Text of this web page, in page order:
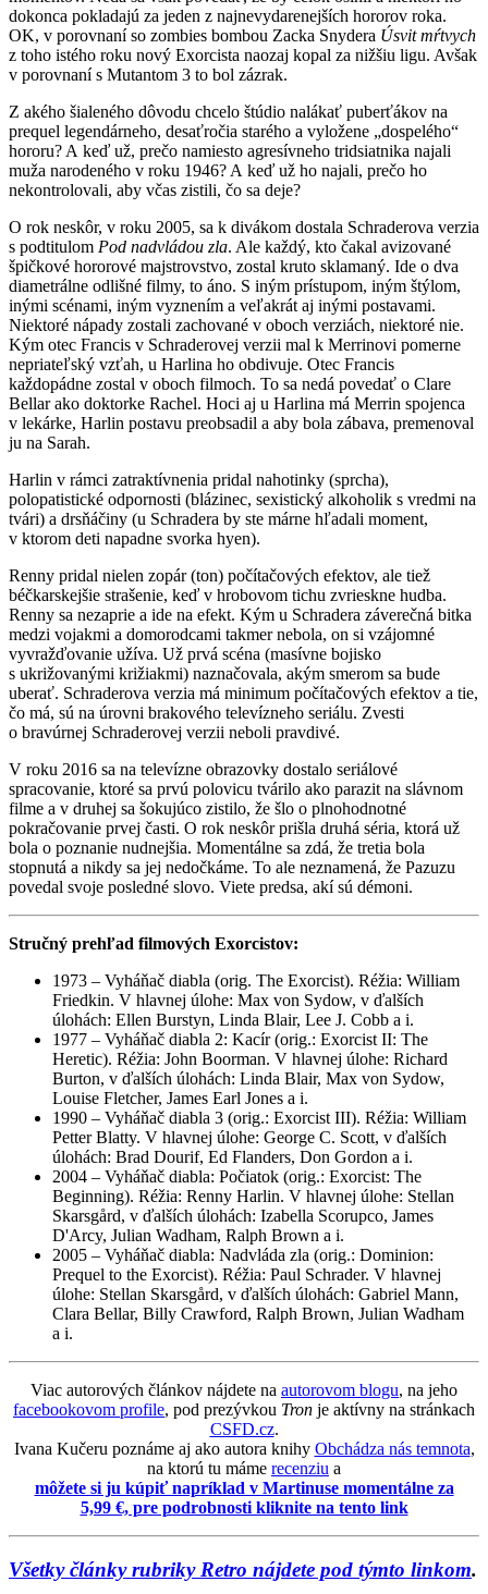
dokonca pokladajú za jeden z najnevydarenejších hororov roka.
OK, v porovnaní so zombies bombou Zacka Snydera Úsvit mŕtvych
z toho istého roku nový Exorcista naozaj kopal za nižšiu ligu. Avšak
v porovnaní s Mutantom 3 to bol zázrak.
Z akého šialeného dôvodu chcelo štúdio nalákať puberťákov na
prequel legendárneho, desaťročia starého a vyložene „dospelého“
hororu? A keď už, prečo namiesto agresívneho tridsiatnika najali
muža narodeného v roku 1946? A keď už ho najali, prečo ho
nekontrolovali, aby včas zistili, čo sa deje?
O rok neskôr, v roku 2005, sa k divákom dostala Schraderova verzia
s podtitulom Pod nadvládou zla. Ale každý, kto čakal avizované
špičkové hororové majstrovstvo, zostal kruto sklamaný. Ide o dva
diametrálne odlišné filmy, to áno. S iným prístupom, iným štýlom,
inými scénami, iným vyznením a veľakrát aj inými postavami.
Niektoré nápady zostali zachované v oboch verziách, niektoré nie.
Kým otec Francis v Schraderovej verzii mal k Merrinovi pomerne
nepriateľský vzťah, u Harlina ho obdivuje. Otec Francis
každopádne zostal v oboch filmoch. To sa nedá povedať o Clare
Bellar ako doktorke Rachel. Hoci aj u Harlina má Merrin spojenca
v lekárke, Harlin postavu preobsadil a aby bola zábava, premenoval
ju na Sarah.
Harlin v rámci zatraktívnenia pridal nahotinky (sprcha),
polopatistické odpornosti (blázinec, sexistický alkoholik s vredmi na
tvári) a drsňáčiny (u Schradera by ste márne hľadali moment,
v ktorom deti napadne svorka hyen).
Renny pridal nielen zopár (ton) počítačových efektov, ale tiež
béčkarskejšie strašenie, keď v hrobovom tichu zvrieskne hudba.
Renny sa nezaprie a ide na efekt. Kým u Schradera záverečná bitka
medzi vojakmi a domorodcami takmer nebola, on si vzájomné
vyvražďovanie užíva. Už prvá scéna (masívne bojisko
s ukrižovanými križiakmi) naznačovala, akým smerom sa bude
uberať. Schraderova verzia má minimum počítačových efektov a tie,
čo má, sú na úrovni brakového televízneho seriálu. Zvesti
o bravúrnej Schraderovej verzii neboli pravdivé.
V roku 2016 sa na televízne obrazovky dostalo seriálové
spracovanie, ktoré sa prvú polovicu tvárilo ako parazit na slávnom
filme a v druhej sa šokujúco zistilo, že šlo o plnohodnotné
pokračovanie prvej časti. O rok neskôr prišla druhá séria, ktorá už
bola o poznanie nudnejšia. Momentálne sa zdá, že tretia bola
stopnutá a nikdy sa jej nedočkáme. To ale neznamená, že Pazuzu
povedal svoje posledné slovo. Viete predsa, akí sú démoni.
Stručný prehľad filmových Exorcistov:
1973 – Vyháňač diabla (orig. The Exorcist). Réžia: William
Friedkin. V hlavnej úlohe: Max von Sydow, v ďalších
úlohách: Ellen Burstyn, Linda Blair, Lee J. Cobb a i.
1977 – Vyháňač diabla 2: Kacír (orig.: Exorcist II: The
Heretic). Réžia: John Boorman. V hlavnej úlohe: Richard
Burton, v ďalších úlohách: Linda Blair, Max von Sydow,
Louise Fletcher, James Earl Jones a i.
1990 – Vyháňač diabla 3 (orig.: Exorcist III). Réžia: William
Petter Blatty. V hlavnej úlohe: George C. Scott, v ďalších
úlohách: Brad Dourif, Ed Flanders, Don Gordon a i.
2004 – Vyháňač diabla: Počiatok (orig.: Exorcist: The
Beginning). Réžia: Renny Harlin. V hlavnej úlohe: Stellan
Skarsgård, v ďalších úlohách: Izabella Scorupco, James
D'Arcy, Julian Wadham, Ralph Brown a i.
2005 – Vyháňač diabla: Nadvláda zla (orig.: Dominion:
Prequel to the Exorcist). Réžia: Paul Schrader. V hlavnej
úlohe: Stellan Skarsgård, v ďalších úlohách: Gabriel Mann,
Clara Bellar, Billy Crawford, Ralph Brown, Julian Wadham
a i.
Viac autorových článkov nájdete na autorovom blogu, na jeho
facebookovom profile, pod prezývkou Tron je aktívny na stránkach
CSFD.cz.
Ivana Kučeru poznáme aj ako autora knihy Obchádza nás temnota,
na ktorú tu máme recenziu a
môžete si ju kúpiť napríklad v Martinuse momentálne za
5,99 €, pre podrobnosti kliknite na tento link
Všetky články rubriky Retro nájdete pod týmto linkom.